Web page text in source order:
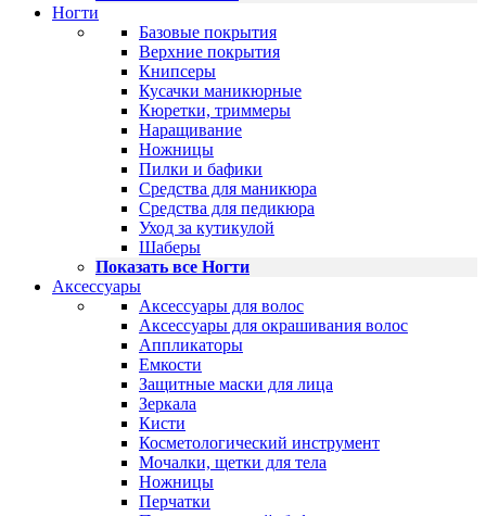
Ногти
Базовые покрытия
Верхние покрытия
Книпсеры
Кусачки маникюрные
Кюретки, триммеры
Наращивание
Ножницы
Пилки и бафики
Средства для маникюра
Средства для педикюра
Уход за кутикулой
Шаберы
Показать все Ногти
Аксессуары
Аксессуары для волос
Аксессуары для окрашивания волос
Аппликаторы
Емкости
Защитные маски для лица
Зеркала
Кисти
Косметологический инструмент
Мочалки, щетки для тела
Ножницы
Перчатки